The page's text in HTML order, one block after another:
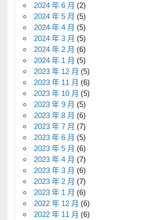
2024 年 6 月 (2)
2024 年 5 月 (5)
2024 年 4 月 (5)
2024 年 3 月 (5)
2024 年 2 月 (6)
2024 年 1 月 (5)
2023 年 12 月 (5)
2023 年 11 月 (6)
2023 年 10 月 (5)
2023 年 9 月 (5)
2023 年 8 月 (6)
2023 年 7 月 (7)
2023 年 6 月 (5)
2023 年 5 月 (6)
2023 年 4 月 (7)
2023 年 3 月 (6)
2023 年 2 月 (7)
2023 年 1 月 (6)
2022 年 12 月 (6)
2022 年 11 月 (6)